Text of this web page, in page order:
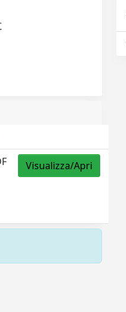
Visualizza/Apri